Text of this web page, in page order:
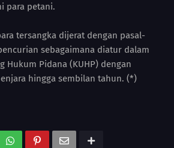
para petani.
tersangka dijerat dengan pasal-
sebagaimana diatur dalam
Hukum Pidana (KUHP) dengan
hingga sembilan tahun. (*)